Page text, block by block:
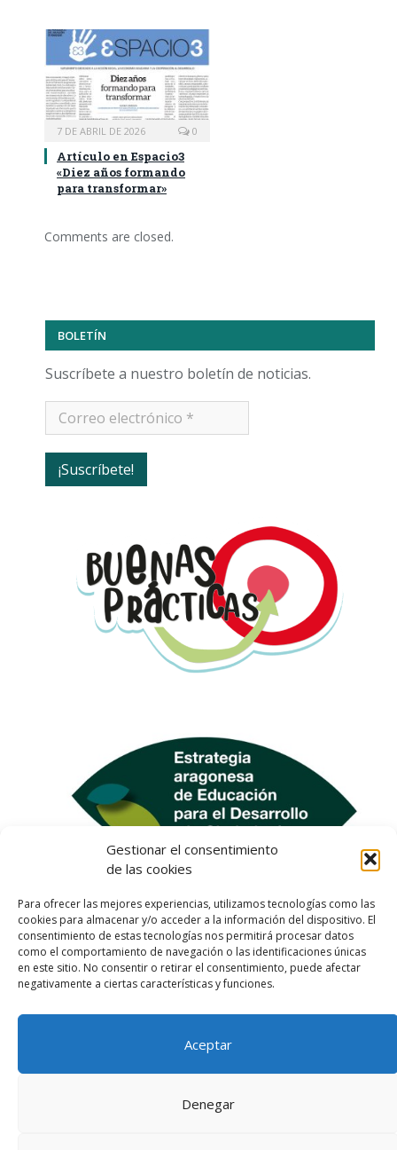
Gestionar el consentimiento
de las cookies
Para ofrecer las mejores experiencias, utilizamos tecnologías como las
cookies para almacenar y/o acceder a la información del dispositivo. El
consentimiento de estas tecnologías nos permitirá procesar datos
como el comportamiento de navegación o las identificaciones únicas
en este sitio. No consentir o retirar el consentimiento, puede afectar
negativamente a ciertas características y funciones.
Aceptar
Denegar
7 DE ABRIL DE 2026 0
Artículo en Espacio3
«Diez años formando
para transformar»
Comments are closed.
BOLETÍN
Suscríbete a nuestro boletín de noticias.